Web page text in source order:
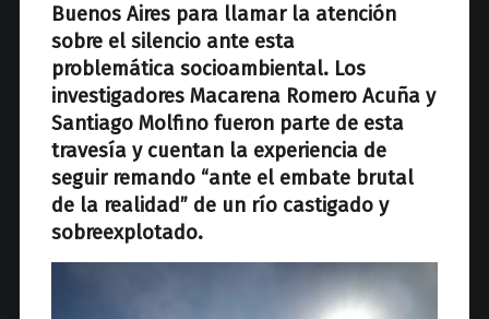
Buenos Aires para llamar la atención
sobre el silencio ante esta
problemática socioambiental. Los
investigadores Macarena Romero Acuña y
Santiago Molfino fueron parte de esta
travesía y cuentan la experiencia de
seguir remando “ante el embate brutal
de la realidad” de un río castigado y
sobreexplotado.